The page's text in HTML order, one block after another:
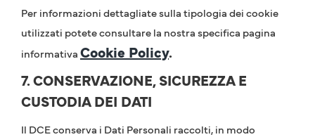
Per informazioni dettagliate sulla tipologia dei cookie
utilizzati potete consultare la nostra specifica pagina
informativaCookie Policy.
7. CONSERVAZIONE, SICUREZZA E
CUSTODIA DEI DATI
Il DCE conserva i Dati Personali raccolti, in modo